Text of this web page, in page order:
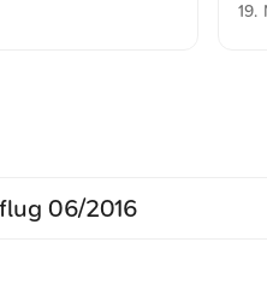
19.
06/2016